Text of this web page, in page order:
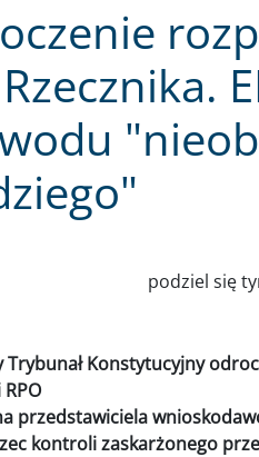
podziel się
Konstytucyjny
przedstawiciela
kontroli zaskarżonego